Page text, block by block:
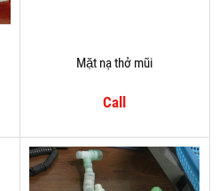
Mặt nạ thở mũi
Call